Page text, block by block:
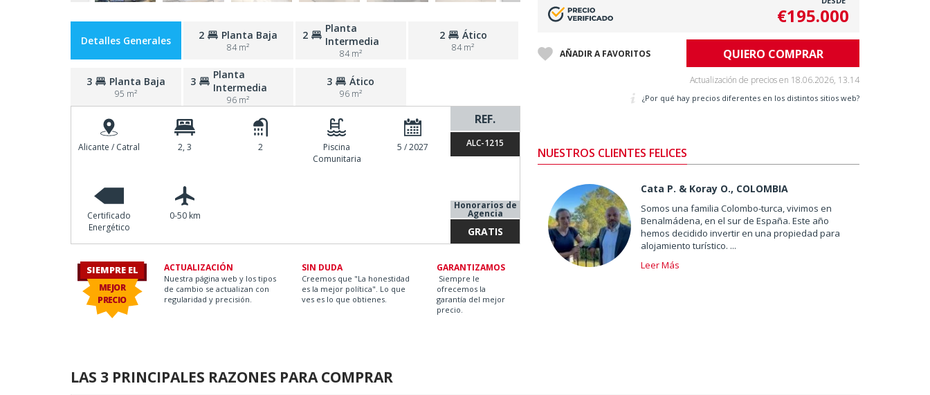
Detalles Generales 2 Planta Baja
84 m²
2
Planta
Intermedia
84 m²
2 Ático
84 m²
3 Planta Baja
95 m²
3
Planta
Intermedia
96 m²
3 Ático
96 m²
REF.
ALC-1215
Honorarios de
Agencia
GRATIS
Alicante / Catral 2, 3 2
Piscina
Comunitaria
5 / 2027
Certificado
Energético
0-50 km
SIEMPRE EL
MEJOR
PRECIO
ACTUALIZACIÓN
Nuestra página web y los tipos
de cambio se actualizan con
regularidad y precisión.
SIN DUDA
Creemos que "La honestidad
es la mejor política". Lo que
ves es lo que obtienes.
GARANTIZAMOS
Siempre le
ofrecemos la
garantía del mejor
precio.
€195.000
AÑADIR A FAVORITOS QUIERO COMPRAR
Actualización de precios en 18.06.2026, 13.14
¿Por qué hay precios diferentes en los distintos sitios web?
NUESTROS CLIENTES FELICES
Cata P. & Koray O., COLOMBIA
Somos una familia Colombo-turca, vivimos en
Benalmádena, en el sur de España. Este año
hemos decidido invertir en una propiedad para
alojamiento turístico. ...
Leer Más
LAS 3 PRINCIPALES RAZONES PARA COMPRAR